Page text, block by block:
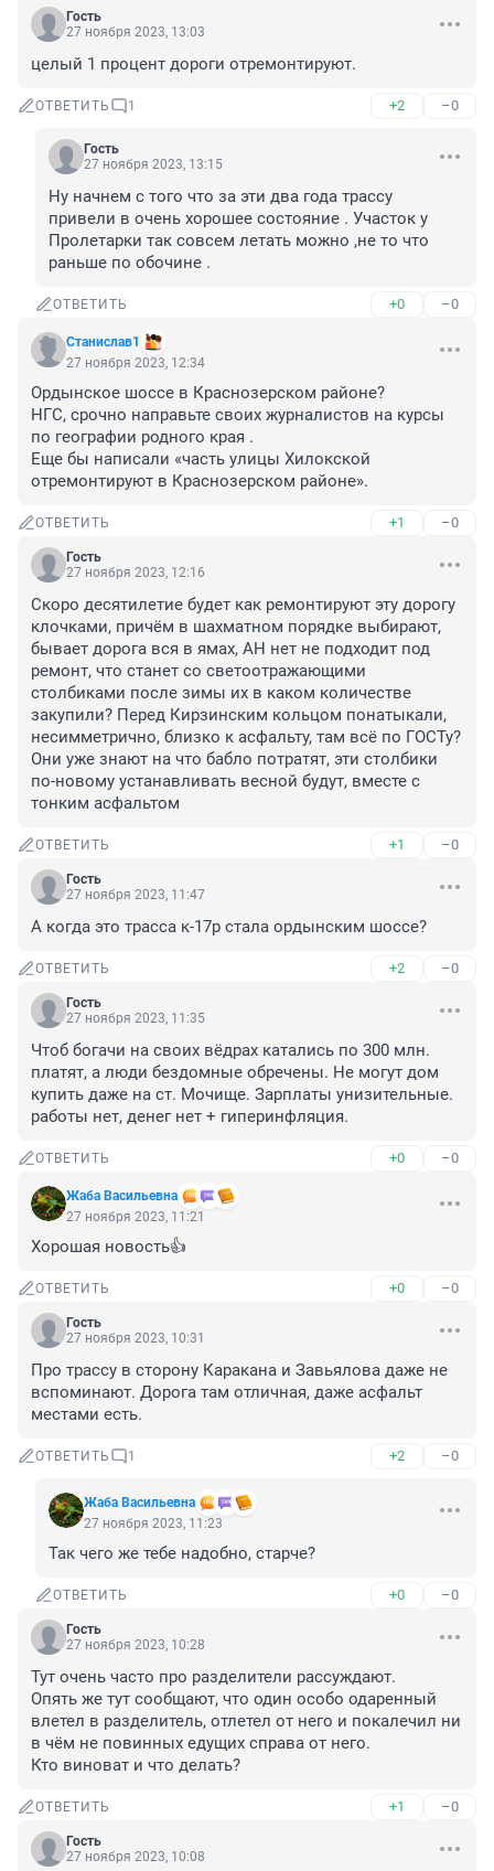
Гость
27 ноября 2023, 13:03
целый 1 процент дороги отремонтируют.
ОТВЕТИТЬ 1 +2 –0
Гость
27 ноября 2023, 13:15
Ну начнем с того что за эти два года трассу
привели в очень хорошее состояние . Участок у
Пролетарки так совсем летать можно ,не то что
раньше по обочине .
ОТВЕТИТЬ +0 –0
Станислав1
27 ноября 2023, 12:34
Ордынское шоссе в Краснозерском районе?
НГС, срочно направьте своих журналистов на курсы
по географии родного края .
Еще бы написали «часть улицы Хилокской
отремонтируют в Краснозерском районе».
ОТВЕТИТЬ +1 –0
Гость
27 ноября 2023, 12:16
Скоро десятилетие будет как ремонтируют эту дорогу
клочками, причём в шахматном порядке выбирают,
бывает дорога вся в ямах, АН нет не подходит под
ремонт, что станет со светоотражающими
столбиками после зимы их в каком количестве
закупили? Перед Кирзинским кольцом понатыкали,
несимметрично, близко к асфальту, там всё по ГОСТу?
Они уже знают на что бабло потратят, эти столбики
по-новому устанавливать весной будут, вместе с
тонким асфальтом
ОТВЕТИТЬ +1 –0
Гость
27 ноября 2023, 11:47
А когда это трасса к-17р стала ордынским шоссе?
ОТВЕТИТЬ +2 –0
Гость
27 ноября 2023, 11:35
Чтоб богачи на своих вёдрах катались по 300 млн.
платят, а люди бездомные обречены. Не могут дом
купить даже на ст. Мочище. Зарплаты унизительные.
работы нет, денег нет + гиперинфляция.
ОТВЕТИТЬ +0 –0
Жаба Васильевна
27 ноября 2023, 11:21
Хорошая новость👍
ОТВЕТИТЬ +0 –0
Гость
27 ноября 2023, 10:31
Про трассу в сторону Каракана и Завьялова даже не
вспоминают. Дорога там отличная, даже асфальт
местами есть.
ОТВЕТИТЬ 1 +2 –0
Жаба Васильевна
27 ноября 2023, 11:23
Так чего же тебе надобно, старче?
ОТВЕТИТЬ +0 –0
Гость
27 ноября 2023, 10:28
Тут очень часто про разделители рассуждают.
Опять же тут сообщают, что один особо одаренный
влетел в разделитель, отлетел от него и покалечил ни
в чём не повинных едущих справа от него.
Кто виноват и что делать?
ОТВЕТИТЬ +1 –0
Гость
27 ноября 2023, 10:08